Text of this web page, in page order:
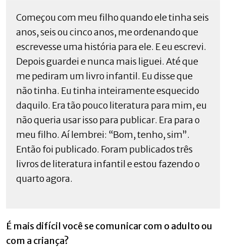
Começou com meu filho quando ele tinha seis
anos, seis ou cinco anos, me ordenando que
escrevesse uma história para ele. E eu escrevi.
Depois guardei e nunca mais liguei. Até que
me pediram um livro infantil. Eu disse que
não tinha. Eu tinha inteiramente esquecido
daquilo. Era tão pouco literatura para mim, eu
não queria usar isso para publicar. Era para o
meu filho. Aí lembrei: “Bom, tenho, sim”.
Então foi publicado. Foram publicados três
livros de literatura infantil e estou fazendo o
quarto agora.
É mais difícil você se comunicar com o adulto ou
com a criança?